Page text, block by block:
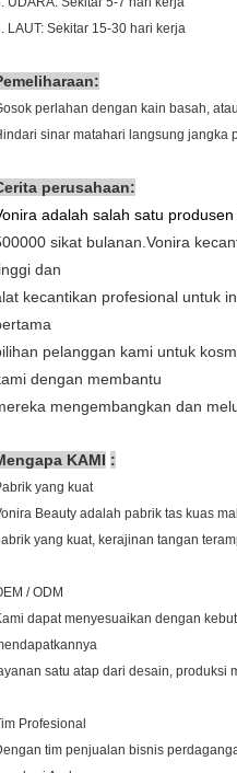
LAUT: Sekitar 15-30 hari kerja
perlahan dengan kain basah,
sinar matahari langsung jangka
perusahaan:
adalah salah satu
sikat bulanan.Vonira
dan
kecantikan profesional untuk
pelanggan kami untuk
dengan membantu
mengembangkan dan
KAMI :
yang kuat
Beauty adalah pabrik tas kuas
yang kuat, kerajinan tangan
/ ODM
dapat menyesuaikan dengan
satu atap dari desain, produksi
Profesional
tim penjualan bisnis